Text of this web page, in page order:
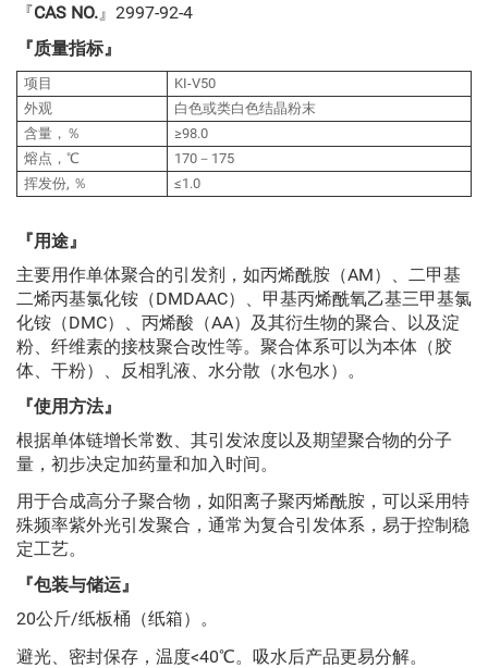
『CAS NO.』2997-92-4
『质量指标』
项目
KI-V50
外观
白色或类白色结晶粉末
含量，％
≥98.0
熔点，℃
170－175
挥发份, ％
≤1.0
『用途』
主要用作单体聚合的引发剂，如丙烯酰胺（AM）、二甲基
二烯丙基氯化铵（DMDAAC）、甲基丙烯酰氧乙基三甲基氯
化铵（DMC）、丙烯酸（AA）及其衍生物的聚合、以及淀
粉、纤维素的接枝聚合改性等。聚合体系可以为本体（胶
体、干粉）、反相乳液、水分散（水包水）。
『使用方法』
根据单体链增长常数、其引发浓度以及期望聚合物的分子
量，初步决定加药量和加入时间。
用于合成高分子聚合物，如阳离子聚丙烯酰胺，可以采用特
殊频率紫外光引发聚合，通常为复合引发体系，易于控制稳
定工艺。
『包装与储运』
20公斤/纸板桶（纸箱）。
避光、密封保存，温度<40℃。吸水后产品更易分解。